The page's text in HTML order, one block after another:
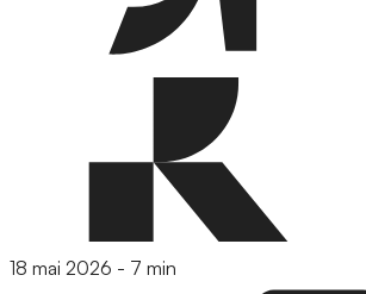
18 mai 2026 - 7 min